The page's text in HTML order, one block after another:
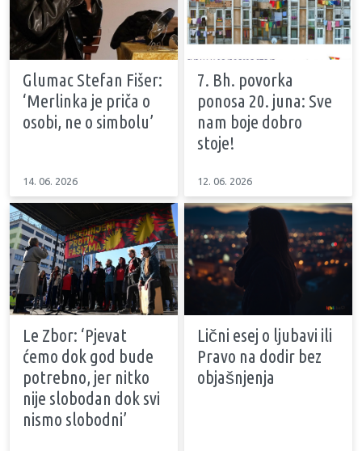
Glumac Stefan Fišer:
‘Merlinka je priča o
osobi, ne o simbolu’
14. 06. 2026
7. Bh. povorka
ponosa 20. juna: Sve
nam boje dobro
stoje!
12. 06. 2026
Le Zbor: ‘Pjevat
ćemo dok god bude
potrebno, jer nitko
nije slobodan dok svi
nismo slobodni’
Lični esej o ljubavi ili
Pravo na dodir bez
objašnjenja